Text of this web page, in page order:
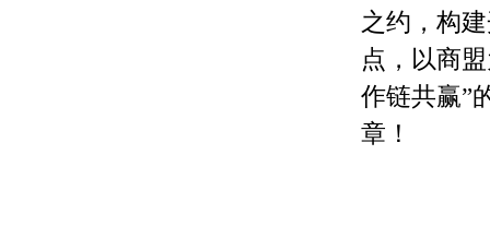
之约，构
点，以商
作链共赢”
章！